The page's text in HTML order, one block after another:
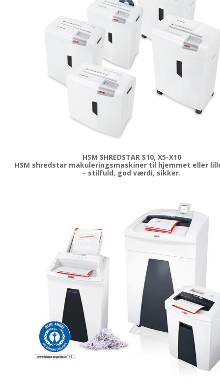
HSM SHREDSTAR S10, X5-X10
HSM shredstar makuleringsmaskiner til hjemmet eller
- stilfuld, god værdi, sikker.